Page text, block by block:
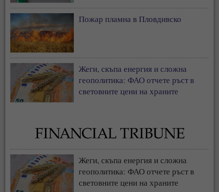
Пожар пламна в Пловдивско
Жеги, скъпа енергия и сложна
геополитика: ФАО отчете ръст в
световните цени на храните
Жеги, скъпа енергия и сложна
геополитика: ФАО отчете ръст в
световните цени на храните